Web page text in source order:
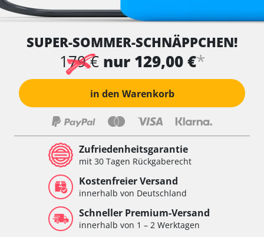
SUPER-SOMMER-SCHNÄPPCHEN!
179 € nur 129,00 €*
in den Warenkorb
Zufriedenheitsgarantie
mit 30 Tagen Rückgaberecht
Kostenfreier Versand
innerhalb von Deutschland
Schneller Premium-Versand
innerhalb von 1 – 2 Werktagen